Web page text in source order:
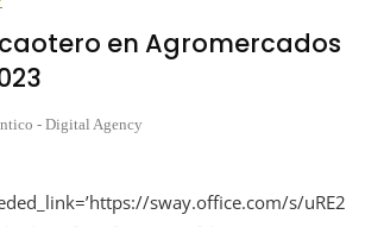
en Agromercados
- Digital Agency
sway.office.com/s/uRE2